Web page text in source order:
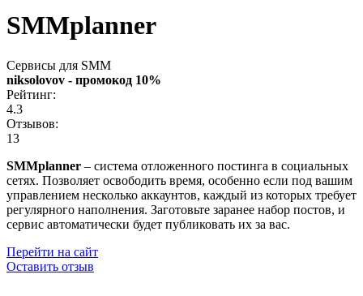
SMMplanner
Сервисы для SMM
niksolovov - промокод 10%
Рейтинг:
4.3
Отзывов:
13
SMMplanner – система отложенного постинга в социальных
сетях. Позволяет освободить время, особенно если под вашим
управлением несколько аккаунтов, каждый из которых требует
регулярного наполнения. Заготовьте заранее набор постов, и
сервис автоматически будет публиковать их за вас.
Перейти на сайт
Оставить отзыв